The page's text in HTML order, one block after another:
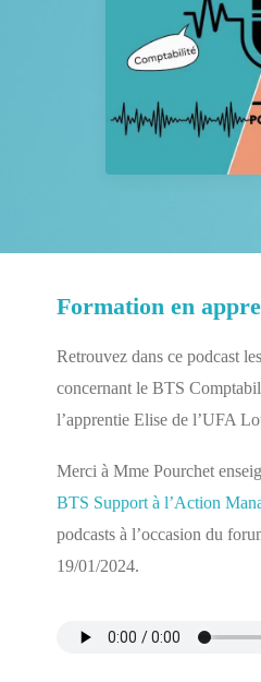
NOUS CONTACTER
RECHERCHE
Formation en
Retrouvez dans ce podcast
concernant le BTS
l’apprentie Elise de l’UFA
Merci à Mme Pourchet
BTS Support à l’Action
podcasts à l’occasion du
19/01/2024.